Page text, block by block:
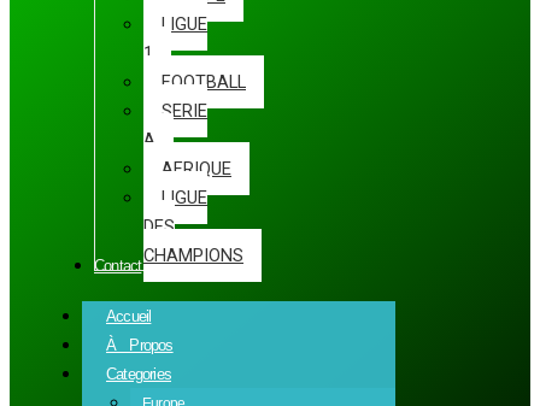
LIGUE
1
FOOTBALL
SERIE
A
AFRIQUE
LIGUE
DES
CHAMPIONS
Contact
Accueil
À Propos
Categories